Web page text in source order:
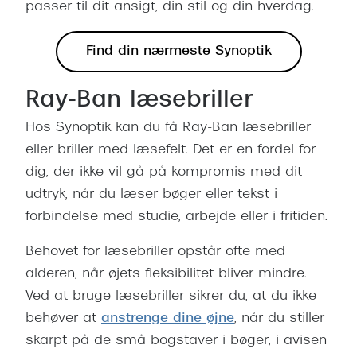
passer til dit ansigt, din stil og din hverdag.
Find din nærmeste Synoptik
Ray-Ban læsebriller
Hos Synoptik kan du få Ray-Ban læsebriller
eller briller med læsefelt. Det er en fordel for
dig, der ikke vil gå på kompromis med dit
udtryk, når du læser bøger eller tekst i
forbindelse med studie, arbejde eller i fritiden.
Behovet for læsebriller opstår ofte med
alderen, når øjets fleksibilitet bliver mindre.
Ved at bruge læsebriller sikrer du, at du ikke
behøver at anstrenge dine øjne, når du stiller
skarpt på de små bogstaver i bøger, i avisen